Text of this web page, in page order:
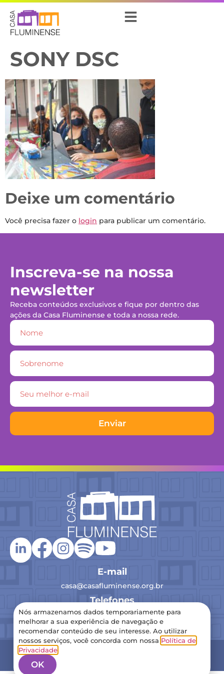
SONY DSC
Deixe um comentário
Você precisa fazer o login para publicar um comentário.
Inscreva-se na nossa
newsletter
Receba conteúdos exclusivos e fique por dentro das
ações da Casa Fluminense e toda a nossa rede.
Enviar
E-mail
casa@casafluminense.org.br
Telefones
(21) 2516-0193
2024 Casa Fluminense – Todos os direitos reservados
Nós armazenamos dados temporariamente para
melhorar a sua experiência de navegação e
recomendar conteúdo de seu interesse. Ao utilizar
nossos serviços, você concorda com nossa Política de
Privacidade.
OK